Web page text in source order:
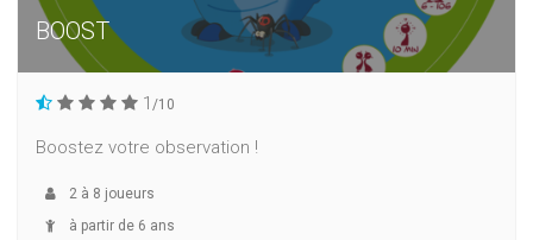
BOOST
1 /10
Boostez votre observation !
2 à 8 joueurs
à partir de 6 ans